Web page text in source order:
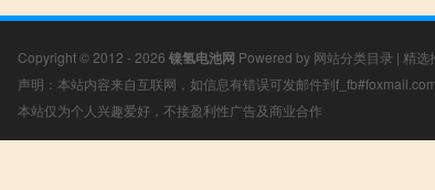
Copyright © 2012 - 2026 镍氢电池网 Powered by 网站分类目录 | 精选
声明：本站内容来自互联网，如信息有错误可发邮件到
本站仅为个人兴趣爱好，不接盈利性广告及商业合作